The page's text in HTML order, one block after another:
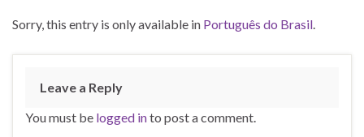
Sorry, this entry is only available in Português do Brasil
Leave a Reply
You must be logged into post a comment.